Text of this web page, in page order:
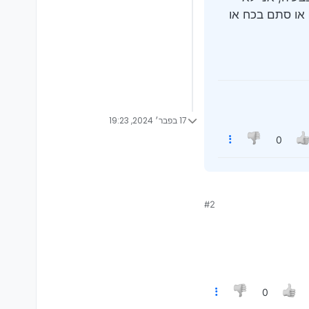
או סתם בכח או
0
את החוט של המנוע
ואני מפחד לשבור שם
#2
0
17 בפבר׳ 2024, 19:23